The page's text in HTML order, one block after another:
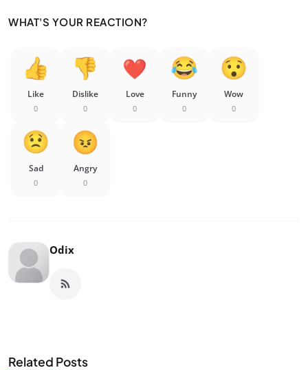
WHAT'S YOUR REACTION?
Like
0
Dislike
0
Love
0
Funny
0
Wow
0
Sad
0
Angry
0
Odix
Related Posts